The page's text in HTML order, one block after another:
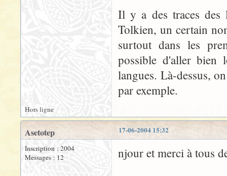
Il y a des traces des
Tolkien, un certain
surtout dans les
possible d'aller bien
langues. Là-dessus,
par exemple.
Hors ligne
17-06-2004 15:32
Asetotep
Inscription : 2004
Messages : 12
njour et merci à tous